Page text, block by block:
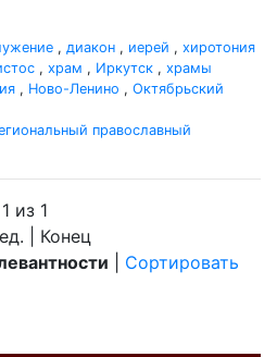
, диакон , иерей , хиротония
, храм , Иркутск , храмы
, Ново-Ленино , Октябрьский
православный
из 1
| Конец
Сортировать